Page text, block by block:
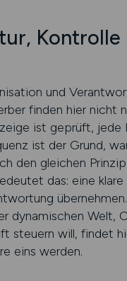
und
finden hier nicht
ist geprüft,
ist der Grund,
den gleichen
das: eine
dynamischen Welt,
steuern will, findet
eins werden.